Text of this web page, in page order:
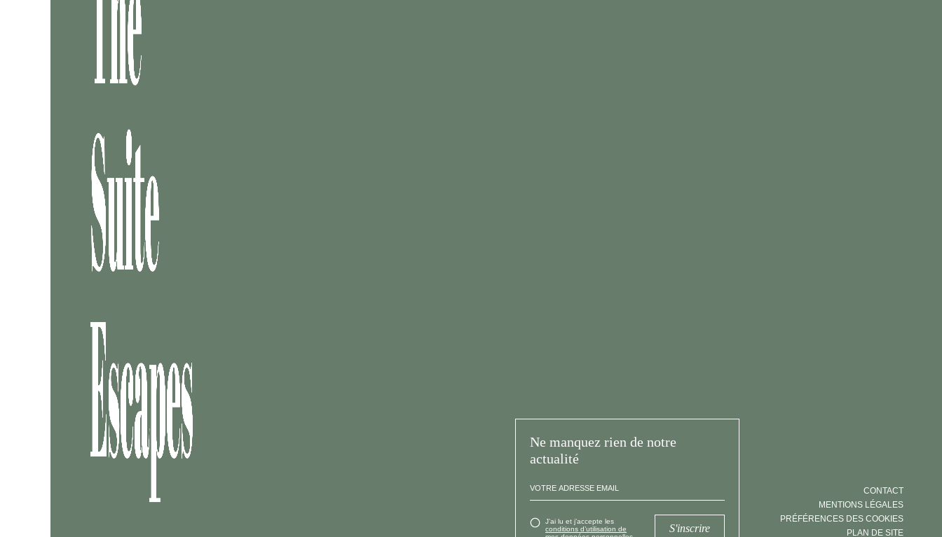
Ne manquez rien de notre
actualité
J’ai lu et j’accepte les
conditions d’utilisation de
S'inscrire
CONTACT
MENTIONS LÉGALES
PRÉFÉRENCES DES COOKIES
PLAN DE SITE